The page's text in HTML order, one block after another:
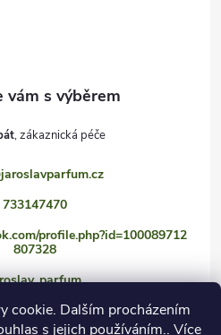
cookie. Dalším procházením
s jejich používáním.. Více
jaroslavparfum.cz
733147470
profile.php?id=100089712
807328
733147470